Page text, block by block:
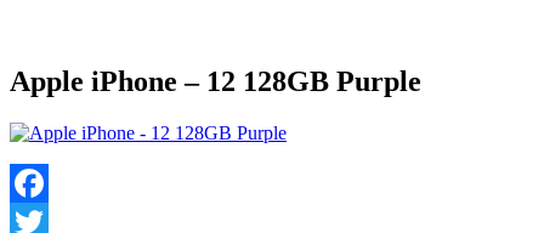
Apple iPhone – 12 128GB Purple
Facebook